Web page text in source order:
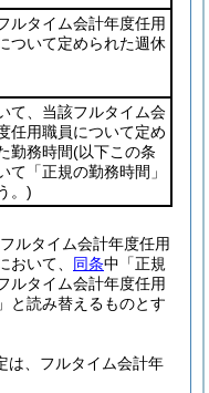
ルタイム会計年度任用
ついて定められた週休
て、当該フルタイム会
任用職員について定め
勤務時間(以下この条
て「正規の勤務時間」
。)
ルタイム会計年度任用
おいて、 同条中「正規
ルタイム会計年度任用
と読み替えるものとす
は、フルタイム会計年